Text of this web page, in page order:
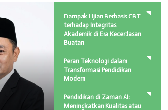
Dampak Ujian Berbasis CBT
terhadap Integritas
Akademik di Era Kecerdasan
Buatan
Peran Teknologi dalam
Transformasi Pendidikan
Modern
Pendidikan di Zaman AI:
Meningkatkan Kualitas atau